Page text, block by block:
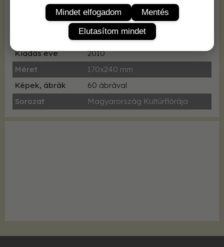
9789632691671
fűzve
97 oldal
Kiadás éve
2010
Méret
170x240 mm
Képek, ábrák
60 ábrával
Sorozat
Magyarország Kultúrflórája
Mindet elfogadom
Mentés
Elutasítom mindet